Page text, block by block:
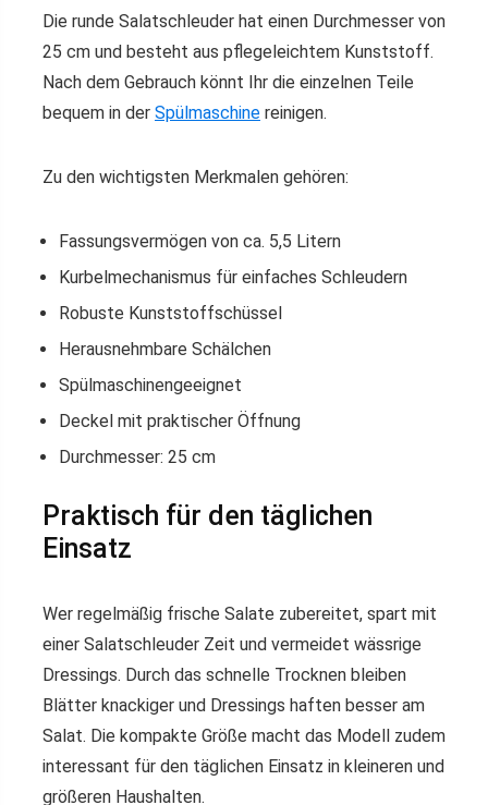
Die runde Salatschleuder hat einen Durchmesser von
25 cm und besteht aus pflegeleichtem Kunststoff.
Nach dem Gebrauch könnt Ihr die einzelnen Teile
bequem in der Spülmaschine reinigen.
Zu den wichtigsten Merkmalen gehören:
Fassungsvermögen von ca. 5,5 Litern
Kurbelmechanismus für einfaches Schleudern
Robuste Kunststoffschüssel
Herausnehmbare Schälchen
Spülmaschinengeeignet
Deckel mit praktischer Öffnung
Durchmesser: 25 cm
Praktisch für den täglichen
Einsatz
Wer regelmäßig frische Salate zubereitet, spart mit
einer Salatschleuder Zeit und vermeidet wässrige
Dressings. Durch das schnelle Trocknen bleiben
Blätter knackiger und Dressings haften besser am
Salat. Die kompakte Größe macht das Modell zudem
interessant für den täglichen Einsatz in kleineren und
größeren Haushalten.